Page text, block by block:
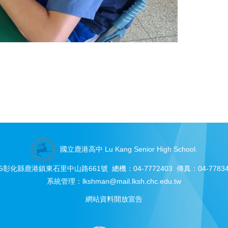
國立鹿港高中 Lu Kang Senior High School.
彰化縣鹿港鎮東石里中山路661號 總機：04-7772403 傳真：04-
系統管理： lkshman@mail.lksh.chc.edu.tw
網站資料開放宣告